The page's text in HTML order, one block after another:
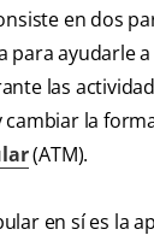
en dos
ayudarle
las
la
(ATM).
en sí es la